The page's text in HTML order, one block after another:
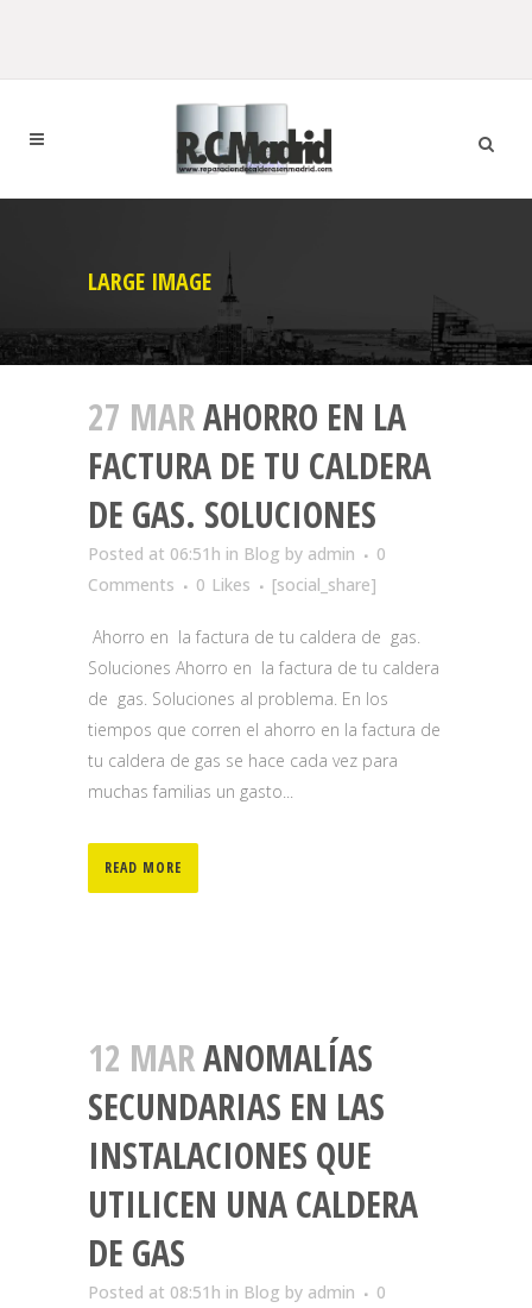
LARGE IMAGE
27 MARAHORRO EN LA
FACTURA DE TU CALDERA
DE GAS. SOLUCIONES
Posted at 06:51h in Blog by admin
0
Comments
0 Likes [social_share]
Ahorro en la factura de tu caldera de gas.
Soluciones Ahorro en la factura de tu caldera
de gas. Soluciones al problema. En los
tiempos que corren el ahorro en la factura de
tu caldera de gas se hace cada vez para
muchas familias un gasto...
READ MORE
12 MARANOMALÍAS
SECUNDARIAS EN LAS
INSTALACIONES QUE
UTILICEN UNA CALDERA
DE GAS
Posted at 08:51h in Blog by admin
0